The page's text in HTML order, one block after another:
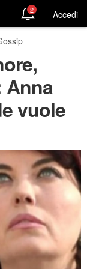
2 Accedi
Anna
vuole